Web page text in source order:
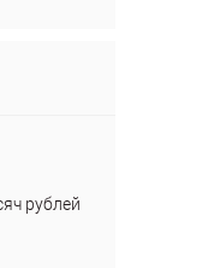
рублей